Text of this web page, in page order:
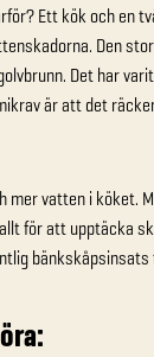
Ett kök och en
Den
Det har
är att det
mer vatten i köket.
för att upptäcka